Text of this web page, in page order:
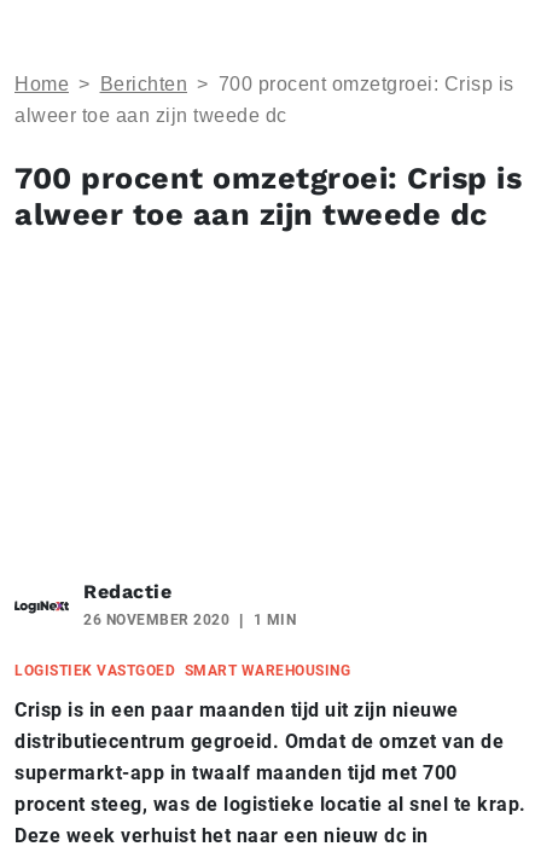
Home > Berichten > 700 procent omzetgroei: Crisp is
alweer toe aan zijn tweede dc
700 procent omzetgroei: Crisp is
alweer toe aan zijn tweede dc
Redactie
26 NOVEMBER 2020 1 MIN
LOGISTIEK VASTGOED SMART WAREHOUSING
Crisp is in een paar maanden tijd uit zijn nieuwe
distributiecentrum gegroeid. Omdat de omzet van de
supermarkt-app in twaalf maanden tijd met 700
procent steeg, was de logistieke locatie al snel te krap.
Deze week verhuist het naar een nieuw dc in